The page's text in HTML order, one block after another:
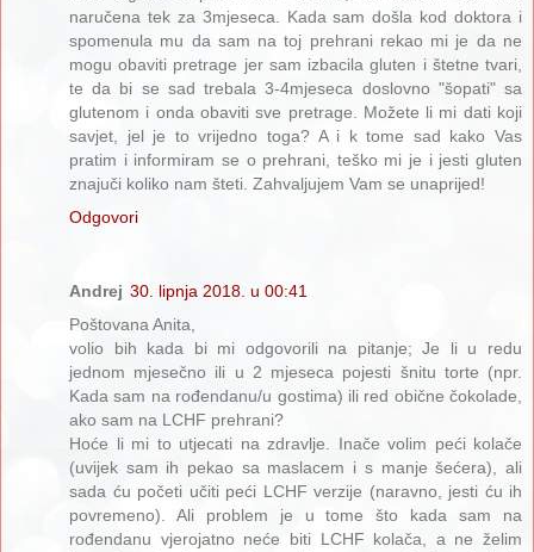
naručena tek za 3mjeseca. Kada sam došla kod doktora i
spomenula mu da sam na toj prehrani rekao mi je da ne
mogu obaviti pretrage jer sam izbacila gluten i štetne tvari,
te da bi se sad trebala 3-4mjeseca doslovno "šopati" sa
glutenom i onda obaviti sve pretrage. Možete li mi dati koji
savjet, jel je to vrijedno toga? A i k tome sad kako Vas
pratim i informiram se o prehrani, teško mi je i jesti gluten
znajuči koliko nam šteti. Zahvaljujem Vam se unaprijed!
Odgovori
Andrej 30. lipnja 2018. u 00:41
Poštovana Anita,
volio bih kada bi mi odgovorili na pitanje; Je li u redu
jednom mjesečno ili u 2 mjeseca pojesti šnitu torte (npr.
Kada sam na rođendanu/u gostima) ili red obične čokolade,
ako sam na LCHF prehrani?
Hoće li mi to utjecati na zdravlje. Inače volim peći kolače
(uvijek sam ih pekao sa maslacem i s manje šećera), ali
sada ću početi učiti peći LCHF verzije (naravno, jesti ću ih
povremeno). Ali problem je u tome što kada sam na
rođendanu vjerojatno neće biti LCHF kolača, a ne želim